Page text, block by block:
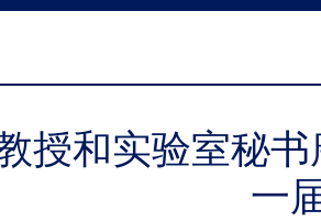
授和实验室秘
一